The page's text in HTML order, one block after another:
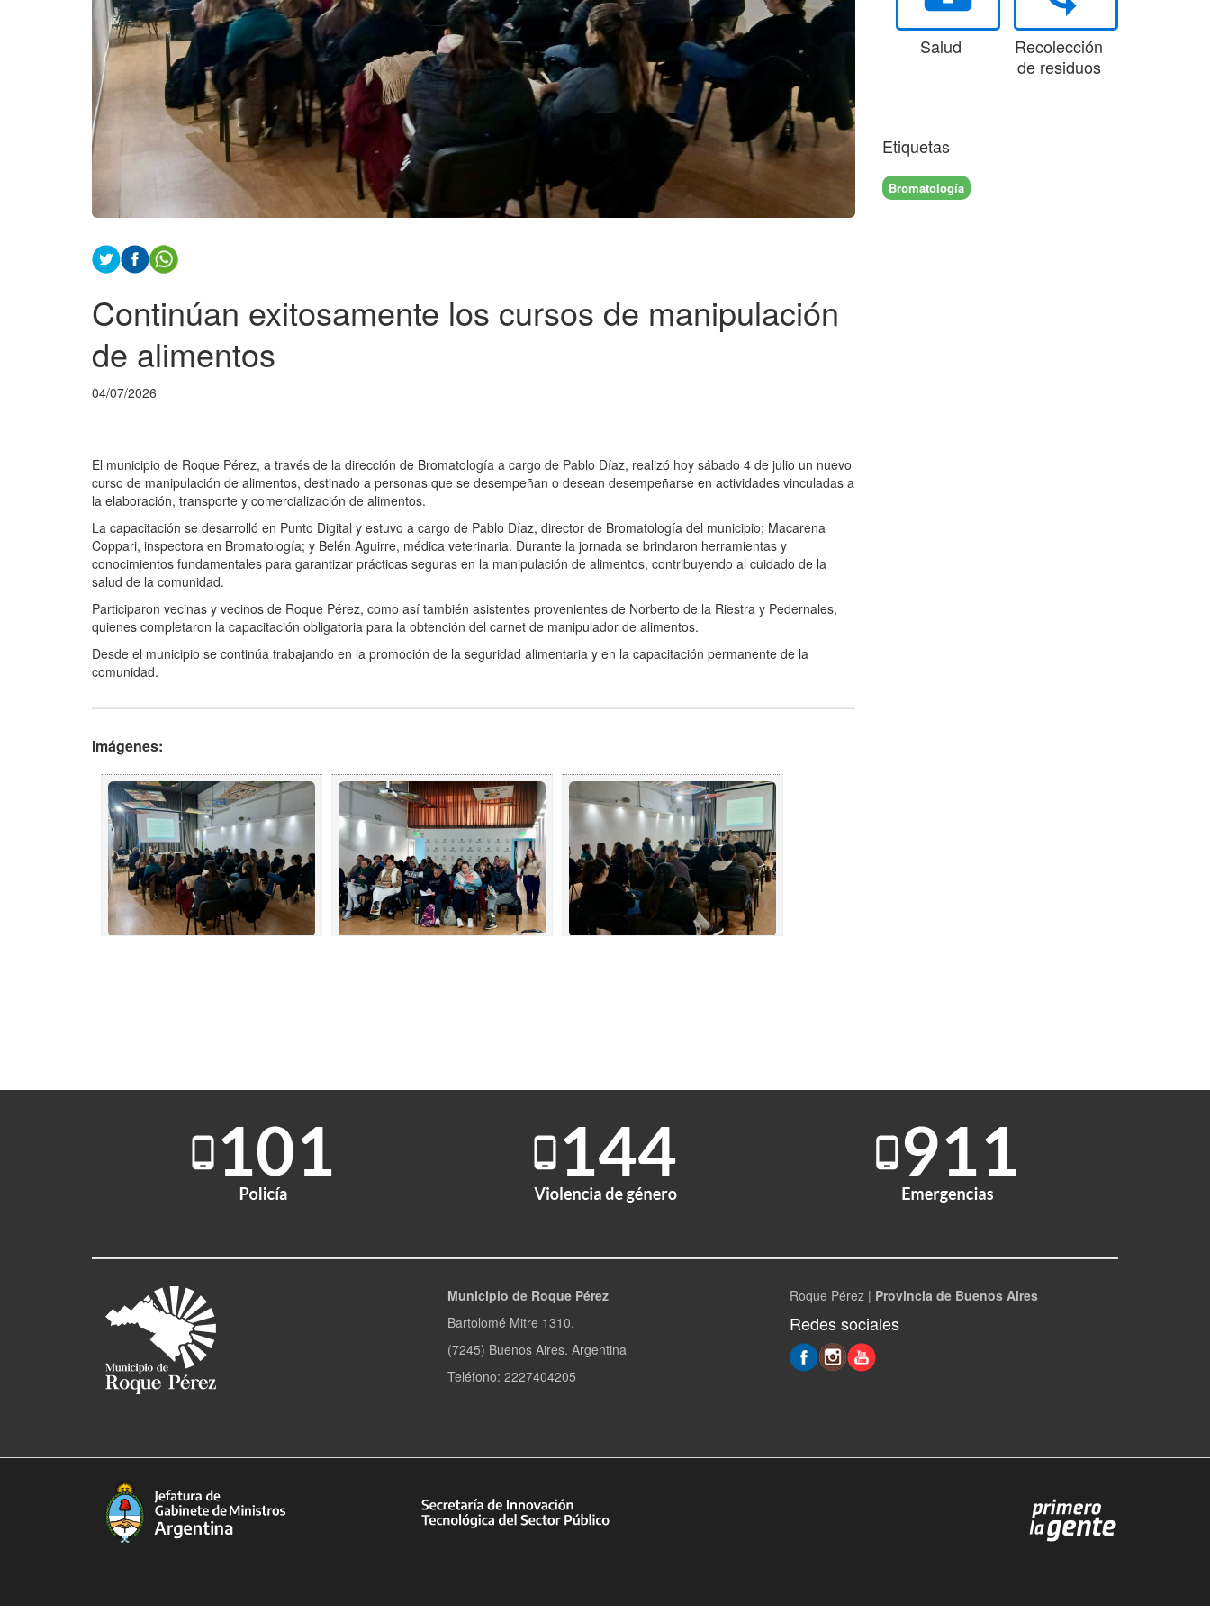
Continúan exitosamente los cursos de manipulación
de alimentos
04/07/2026
El municipio de Roque Pérez, a través de la dirección de Bromatología a cargo de Pablo Díaz, realizó hoy sábado 4 de julio un nuevo
curso de manipulación de alimentos, destinado a personas que se desempeñan o desean desempeñarse en actividades vinculadas a
la elaboración, transporte y comercialización de alimentos.
La capacitación se desarrolló en Punto Digital y estuvo a cargo de Pablo Díaz, director de Bromatología del municipio; Macarena
Coppari, inspectora en Bromatología; y Belén Aguirre, médica veterinaria. Durante la jornada se brindaron herramientas y
conocimientos fundamentales para garantizar prácticas seguras en la manipulación de alimentos, contribuyendo al cuidado de la
salud de la comunidad.
Participaron vecinas y vecinos de Roque Pérez, como así también asistentes provenientes de Norberto de la Riestra y Pedernales,
quienes completaron la capacitación obligatoria para la obtención del carnet de manipulador de alimentos.
Desde el municipio se continúa trabajando en la promoción de la seguridad alimentaria y en la capacitación permanente de la
comunidad.
Imágenes:
Salud
Recolección
de residuos
Etiquetas
Bromatología
Municipio de Roque Pérez
Bartolomé Mitre 1310,
(7245) Buenos Aires. Argentina
Teléfono: 2227404205
Roque Pérez | Provincia de Buenos Aires
Redes sociales